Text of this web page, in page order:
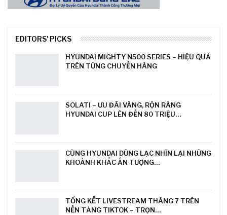
EDITORS' PICKS
HYUNDAI MIGHTY N500 SERIES – HIỆU QUẢ
TRÊN TỪNG CHUYẾN HÀNG
SOLATI – ƯU ĐÃI VÀNG, RỘN RÀNG
HYUNDAI CUP LÊN ĐẾN 80 TRIỆU…
CÙNG HYUNDAI DŨNG LẠC NHÌN LẠI NHỮNG
KHOẢNH KHẮC ẤN TƯỢNG…
TỔNG KẾT LIVESTREAM THÁNG 7 TRÊN
NỀN TẢNG TIKTOK – TRỌN…